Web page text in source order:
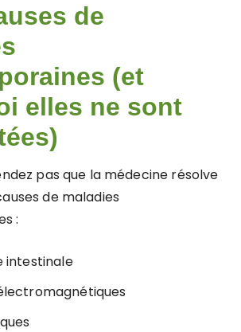
de
(et
elles ne sont
pas que la médecine résolve
de maladies
:
intestinale